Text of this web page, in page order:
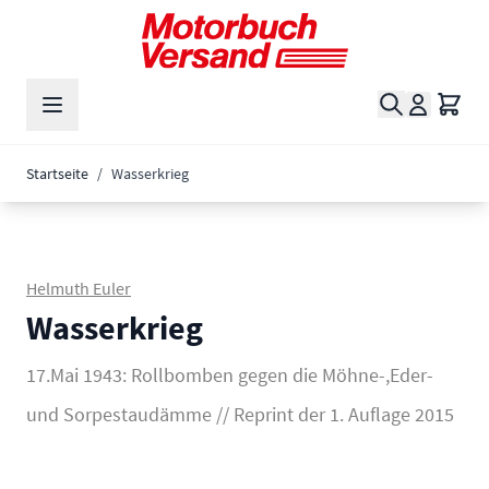
Zum Inhalt springen
Suche
Startseite / Wasserkrieg
Helmuth Euler
Wasserkrieg
17.Mai 1943: Rollbomben gegen die Möhne-,Eder-
und Sorpestaudämme // Reprint der 1. Auflage 2015